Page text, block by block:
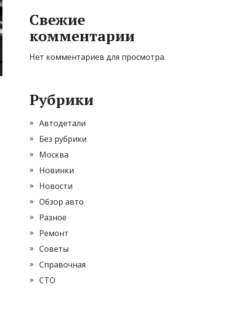
Свежие
комментарии
Нет комментариев для просмотра.
Рубрики
Автодетали
Без рубрики
Москва
Новинки
Новости
Обзор авто
Разное
Ремонт
Советы
Справочная
СТО